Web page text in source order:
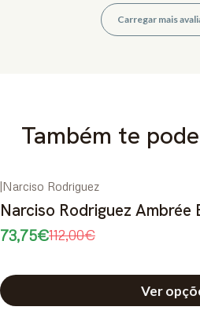
Carregar mais
Também te
DESCONTO
|Narciso Rodriguez
Narciso Rodriguez Ambrée
73,75€112,00€
Ver